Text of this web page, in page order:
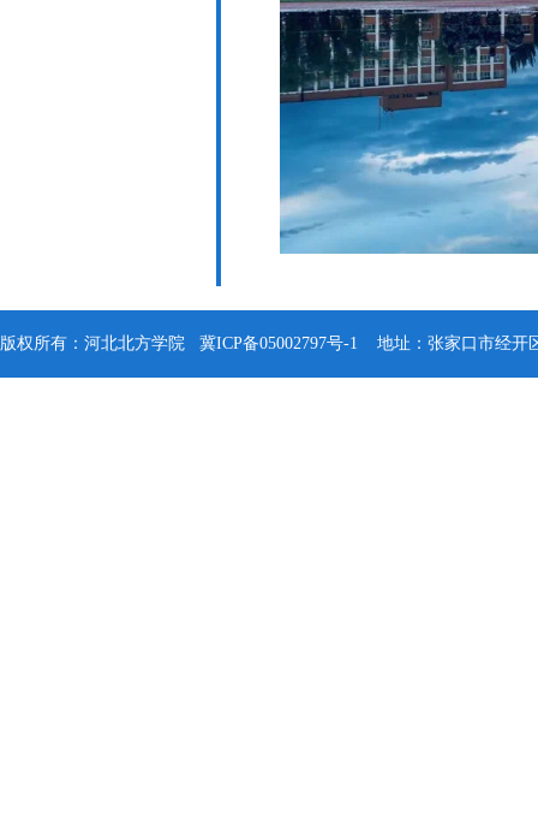
版权所有：河北北方学院 冀ICP备05002797号-1 地址：张家口市经开